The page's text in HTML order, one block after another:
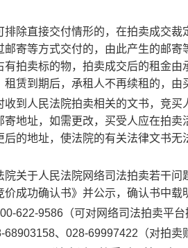
排除直接交付情形的， 在拍卖成交裁
邮寄等方式交付的， 由此产生的邮寄
有拍卖标的物， 拍卖成交后的租金由
租赁到期后， 承租人不再续租的， 由
收到人民法院拍卖相关的文书，竞
寄地址，如需更改，买受人应在拍
后的地址，使法院的有关法律文书
院关于人民法院网络司法拍卖若干问
价成功确认书》并公示，确认书中
622-9586 （可对网络司法拍卖平
68903158、 028-69997422 （对拍